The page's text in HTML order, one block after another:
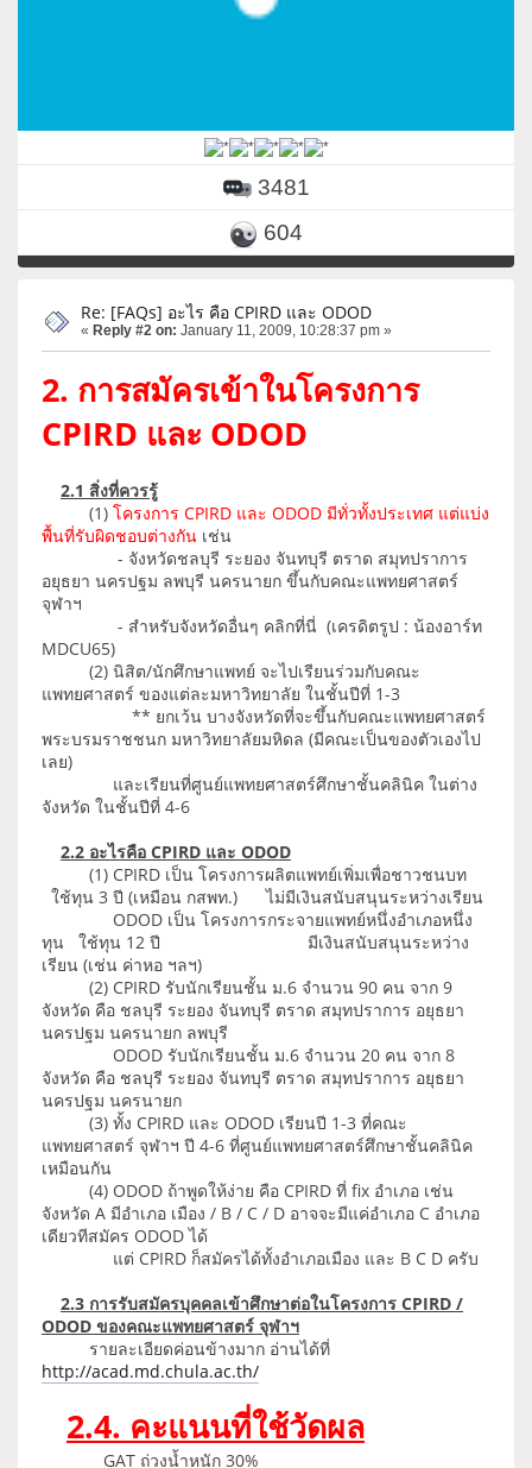
3481
604
Re: [FAQs] อะไร คือ CPIRD และ ODOD
« Reply #2 on: January 11, 2009, 10:28:37 pm »
2. การสมัครเข้าในโครงการ
CPIRD และ ODOD
2.1 สิ่งที่ควรรู้
(1) โครงการ CPIRD และ ODOD มีทั่วทั้งประเทศ แต่แบ่ง
พื้นที่รับผิดชอบต่างกัน เช่น
- จังหวัดชลบุรี ระยอง จันทบุรี ตราด สมุทปราการ
อยุธยา นครปฐม ลพบุรี นครนายก ขึ้นกับคณะแพทยศาสตร์
จุฬาฯ
- สำหรับจังหวัดอื่นๆ คลิกที่นี่ (เครดิตรูป : น้องอาร์ท
MDCU65)
(2) นิสิต/นักศึกษาแพทย์ จะไปเรียนร่วมกับคณะ
แพทยศาสตร์ ของแต่ละมหาวิทยาลัย ในชั้นปีที่ 1-3
** ยกเว้น บางจังหวัดที่จะขึ้นกับคณะแพทยศาสตร์
พระบรมราชชนก มหาวิทยาลัยมหิดล (มีคณะเป็นของตัวเองไป
เลย)
และเรียนที่ศูนย์แพทยศาสตร์ศึกษาชั้นคลินิค ในต่าง
จังหวัด ในชั้นปีที่ 4-6
2.2 อะไรคือ CPIRD และ ODOD
(1) CPIRD เป็น โครงการผลิตแพทย์เพิ่มเพื่อชาวชนบท
ใช้ทุน 3 ปี (เหมือน กสพท.) ไม่มีเงินสนับสนุนระหว่างเรียน
ODOD เป็น โครงการกระจายแพทย์หนึ่งอำเภอหนึ่ง
ทุน ใช้ทุน 12 ปี มีเงินสนับสนุนระหว่าง
เรียน (เช่น ค่าหอ ฯลฯ)
(2) CPIRD รับนักเรียนชั้น ม.6 จำนวน 90 คน จาก 9
จังหวัด คือ ชลบุรี ระยอง จันทบุรี ตราด สมุทปราการ อยุธยา
นครปฐม นครนายก ลพบุรี
ODOD รับนักเรียนชั้น ม.6 จำนวน 20 คน จาก 8
จังหวัด คือ ชลบุรี ระยอง จันทบุรี ตราด สมุทปราการ อยุธยา
นครปฐม นครนายก
(3) ทั้ง CPIRD และ ODOD เรียนปี 1-3 ที่คณะ
แพทยศาสตร์ จุฬาฯ ปี 4-6 ที่ศูนย์แพทยศาสตร์ศึกษาชั้นคลินิค
เหมือนกัน
(4) ODOD ถ้าพูดให้ง่าย คือ CPIRD ที่ fix อำเภอ เช่น
จังหวัด A มีอำเภอ เมือง / B / C / D อาจจะมีแค่อำเภอ C อำเภอ
เดียวทีสมัคร ODOD ได้
แต่ CPIRD ก็สมัครได้ทั้งอำเภอเมือง และ B C D ครับ
2.3 การรับสมัครบุคคลเข้าศึกษาต่อในโครงการ CPIRD /
ODOD ของคณะแพทยศาสตร์ จุฬาฯ
รายละเอียดค่อนข้างมาก อ่านได้ที่
http://acad.md.chula.ac.th/
2.4. คะแนนที่ใช้วัดผล
GAT ถ่วงน้ำหนัก 30%